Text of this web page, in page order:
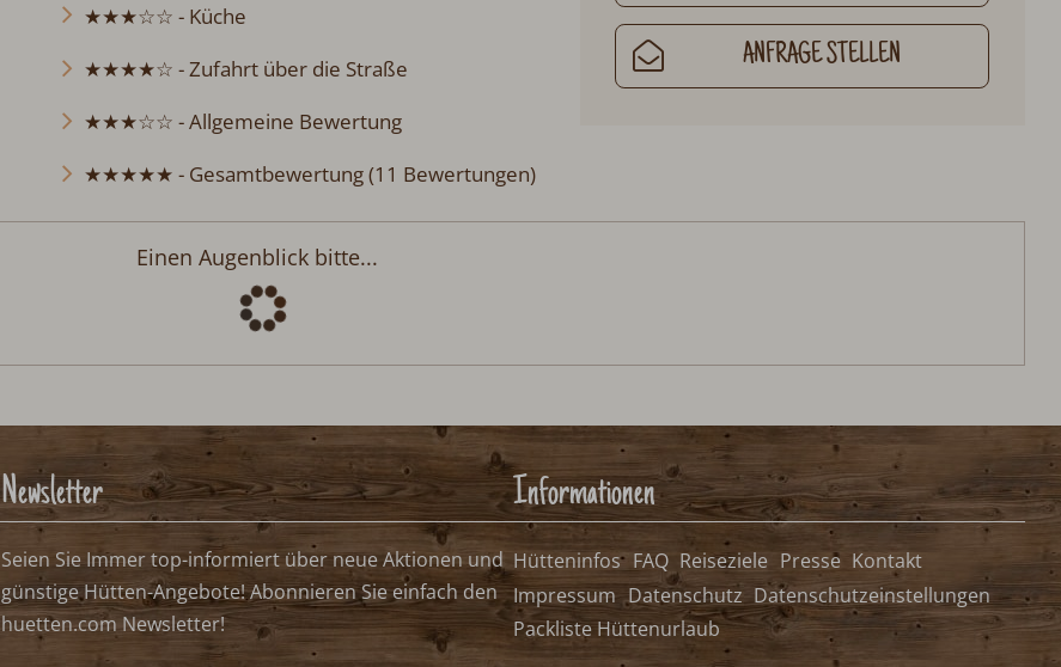
★★★☆☆ - Küche
★★★★☆ - Zufahrt über die Straße
★★★☆☆ - Allgemeine Bewertung
★★★★★ - Gesamtbewertung (11 Bewertungen)
ANFRAGE STELLEN
Einen Augenblick bitte...
Newsletter
Seien Sie Immer top-informiert über neue Aktionen und
günstige Hütten-Angebote! Abonnieren Sie einfach den
huetten.com Newsletter!
Informationen
Hütteninfos FAQ Reiseziele Presse Kontakt
Impressum Datenschutz Datenschutzeinstellungen
Packliste Hüttenurlaub